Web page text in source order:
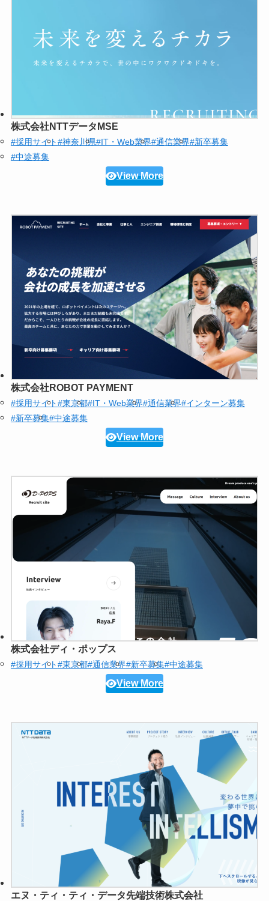
株式会社NTTデータMSE
#採用サイト#神奈川県#IT・Web業界#通信業界#新卒募集
#中途募集
View More
株式会社ROBOT PAYMENT
#採用サイト#東京都#IT・Web業界#通信業界#インターン募集
#新卒募集#中途募集
View More
株式会社ディ・ポップス
#採用サイト#東京都#通信業界#新卒募集#中途募集
View More
エヌ・ティ・ティ・データ先端技術株式会社